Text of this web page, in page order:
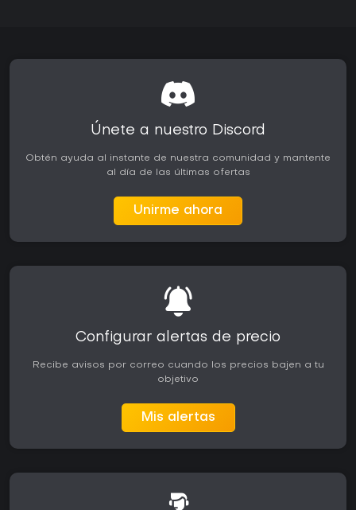
Únete a nuestro Discord
Obtén ayuda al instante de nuestra comunidad y mantente
al día de las últimas ofertas
Unirme ahora
Configurar alertas de precio
Recibe avisos por correo cuando los precios bajen a tu
objetivo
Mis alertas